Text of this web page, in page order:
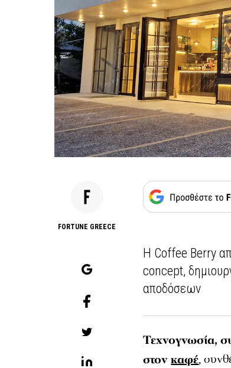
FORTUNE GREECE
Η Coffee Berry
concept,
αποδόσεων
Τεχνογνωσία,
στονκαφέ,